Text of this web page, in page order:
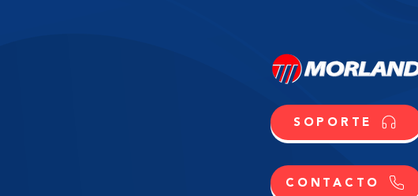
SOPORTE
CONTACTO